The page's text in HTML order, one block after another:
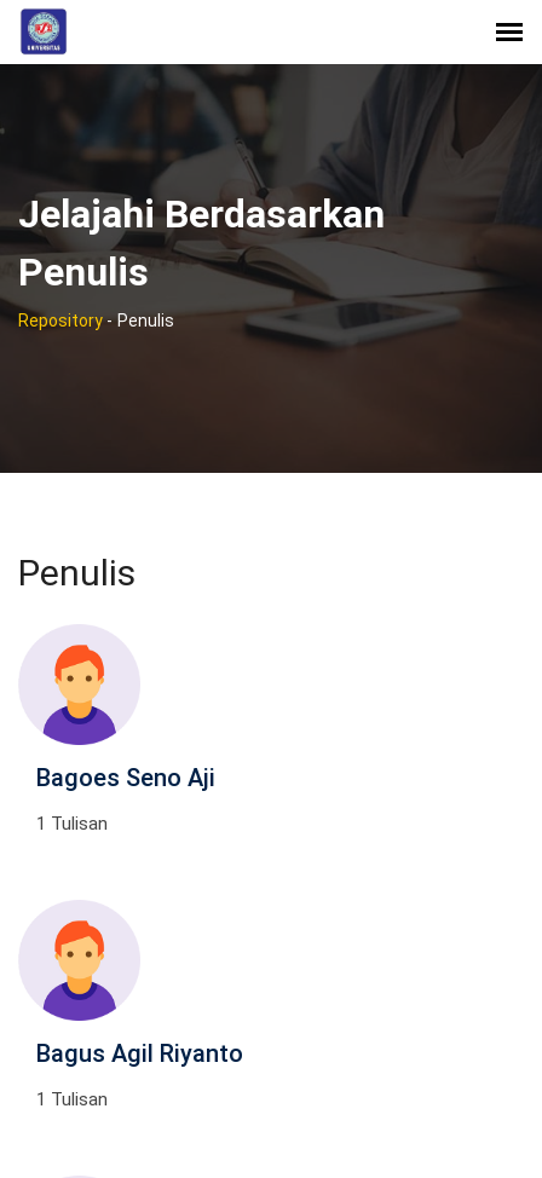
Jelajahi Berdasarkan
Penulis
Repository- Penulis
Penulis
Bagoes Seno Aji
1 Tulisan
Bagus Agil Riyanto
1 Tulisan